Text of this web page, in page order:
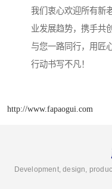
我们衷心欢迎所有新
业发展趋势，携手共
与您一路同行，用匠
行动书写不凡！
http://www.fapaogui.com
Development, design,